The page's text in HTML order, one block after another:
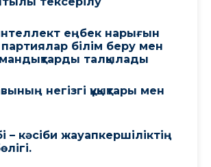
еңбек нарығын
білім беру мен
талқылады
негізгі құқықтары мен
– кәсіби жауапкершіліктің